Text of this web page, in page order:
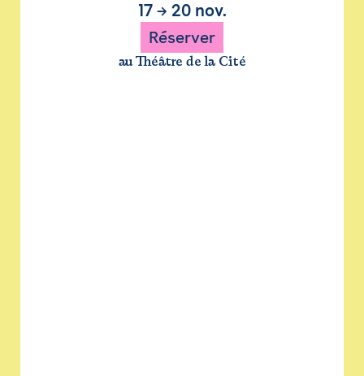
17→ 20 nov.
Réserver
au Théâtre de la Cité